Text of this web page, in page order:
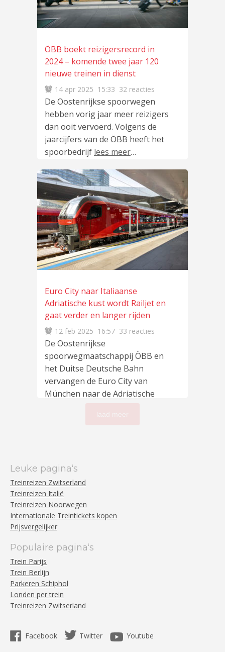
ÖBB boekt reizigersrecord in
2024 – komende twee jaar 120
nieuwe treinen in dienst
14 apr 2025 15:33 32 reacties
De Oostenrijkse spoorwegen
hebben vorig jaar meer reizigers
dan ooit vervoerd. Volgens de
jaarcijfers van de ÖBB heeft het
spoorbedrijf lees meer…
Euro City naar Italiaanse
Adriatische kust wordt Railjet en
gaat verder en langer rijden
12 feb 2025 16:57 33 reacties
De Oostenrijkse
spoorwegmaatschappij ÖBB en
het Duitse Deutsche Bahn
vervangen de Euro City van
München naar de Adriatische
Leuke pagina‘s
Treinreizen Zwitserland
Treinreizen Italië
Treinreizen Noorwegen
Internationale Treintickets kopen
Prijsvergelijker
Populaire pagina‘s
Trein Parijs
Trein Berlijn
Parkeren Schiphol
Londen per trein
Treinreizen Zwitserland
Facebook Twitter Youtube